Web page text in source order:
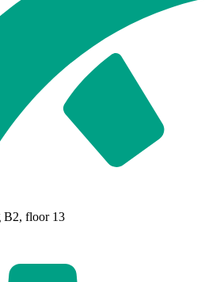
B2, floor 13